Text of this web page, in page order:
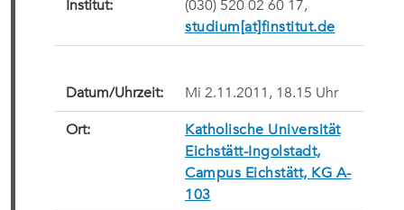
Institut:
(030) 520 02 60 17,
studium[at]finstitut.de
Datum/Uhrzeit: Mi 2.11.2011, 18.15 Uhr
Ort:
Katholische Universität
Eichstätt-Ingolstadt,
Campus Eichstätt, KG A-
103